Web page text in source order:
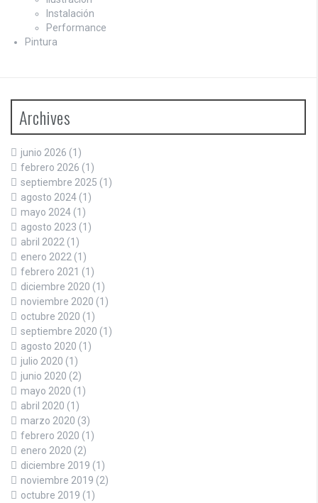
Instalación
Performance
Pintura
Archives
junio 2026 (1)
febrero 2026 (1)
septiembre 2025 (1)
agosto 2024 (1)
mayo 2024 (1)
agosto 2023 (1)
abril 2022 (1)
enero 2022 (1)
febrero 2021 (1)
diciembre 2020 (1)
noviembre 2020 (1)
octubre 2020 (1)
septiembre 2020 (1)
agosto 2020 (1)
julio 2020 (1)
junio 2020 (2)
mayo 2020 (1)
abril 2020 (1)
marzo 2020 (3)
febrero 2020 (1)
enero 2020 (2)
diciembre 2019 (1)
noviembre 2019 (2)
octubre 2019 (1)